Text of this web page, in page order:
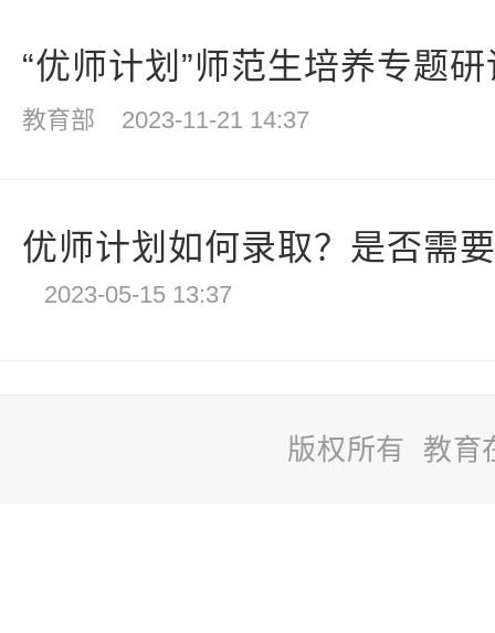
“优师计划”师范生培养专题
教育部 2023-11-21 14:37
优师计划如何录取？是否需
2023-05-15 13:37
版权所有 教育